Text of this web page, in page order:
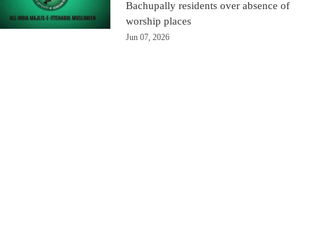
Bachupally residents over absence of
worship places
Jun 07, 2026